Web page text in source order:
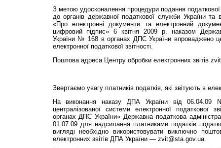
З метою удосконалення процедури подання податкової
до органів державної податкової служби України та
«Про електронні документи та електронний
цифровий підпис» 6 квітня 2009 р. наказом
України № 168 в органах ДПС України впроваджено
електронної податкової звітності.
Поштова адреса Центру обробки електронних звітів
Звертаємо увагу платників податків, які звітують в
На виконання наказу ДПА України від
централізованої системи електронної податкової
органах ДПС України» Державна податкова
01.07.09 для надсилання платниками податків
вигляді необхідно використовувати виключно
електронних звітів ДПА України — zvit@sta.gov.ua.